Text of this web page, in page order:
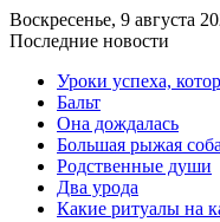
Воскресенье, 9 августа
Последние новости
​Уроки успеха,
Бальт
Она дождалась
Большая рыжая
Родственные души
Два урода
Какие ритуалы на